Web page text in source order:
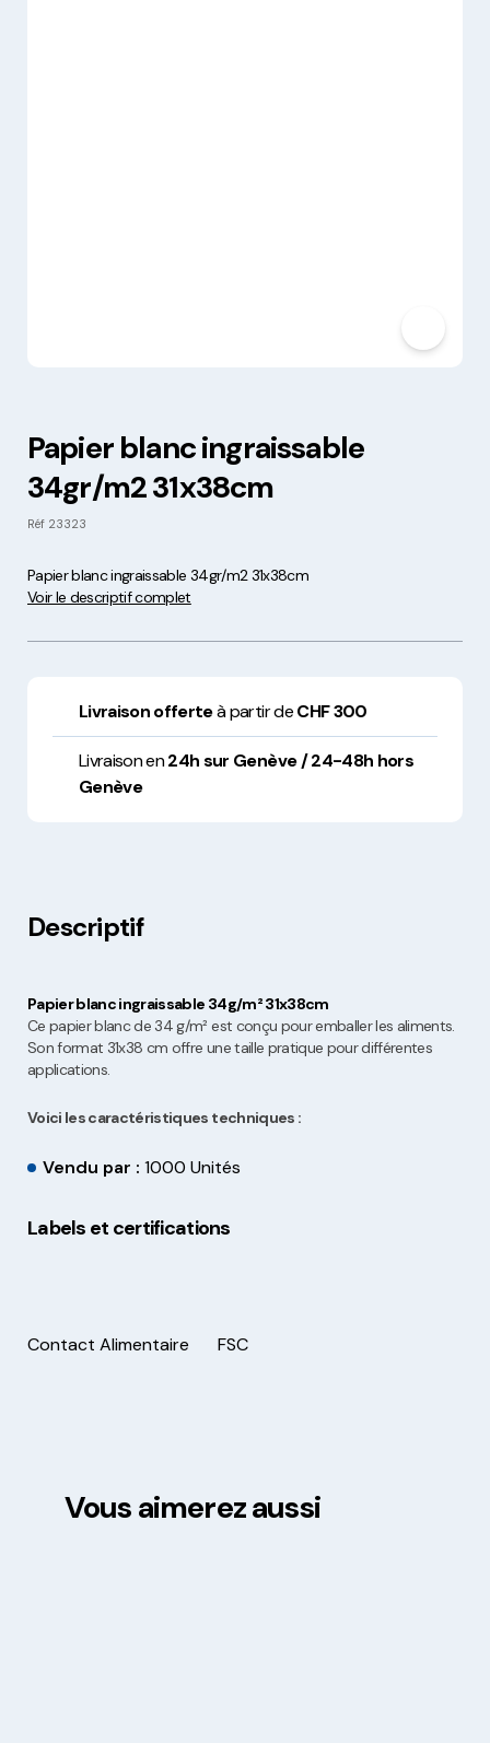
Papier blanc ingraissable
34gr/m2 31x38cm
Réf 23323
Papier blanc ingraissable 34gr/m2 31x38cm
Voir le descriptif complet
Livraison offerteà partir deCHF 300
Livraison en24h sur Genève / 24-48h hors
Genève
Descriptif
Papier blanc ingraissable 34g/m² 31x38cm
Ce papier blanc de 34 g/m² est conçu pour emballer les aliments.
Son format 31x38 cm offre une taille pratique pour différentes
applications.
Voici les caractéristiques techniques :
Vendu par : 1000 Unités
Labels et certifications
Contact Alimentaire FSC
Vous aimerez aussi